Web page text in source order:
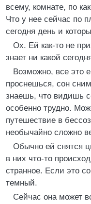
всему, комнате, по
Что у нее сейчас по
сегодня день и
Ох. Ей как-то не
знает ни какой
Возможно, все это
проснешься, сон
знаешь, что видишь
особенно трудно.
путешествие в
необычайно сложно
Обычно ей снятся
в них что-то
странное. Если это
темный.
Сейчас она может